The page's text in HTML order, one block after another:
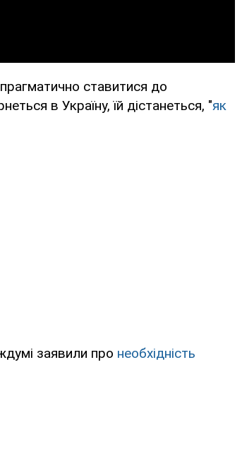
ставитися до
в Україну, їй дістанеться, "як
заявили про необхідність